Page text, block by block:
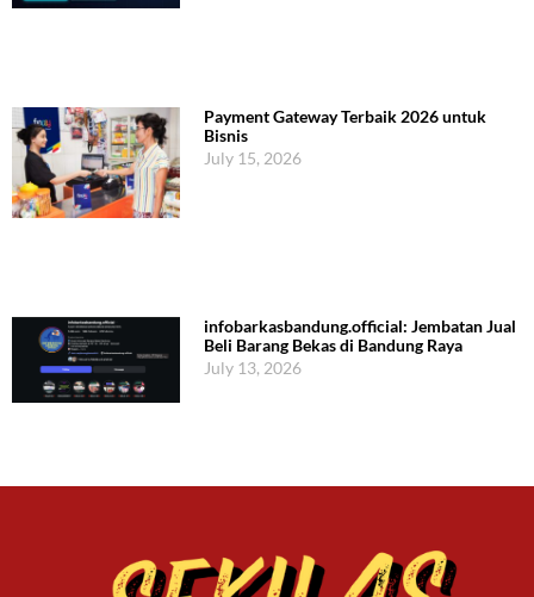
Payment Gateway Terbaik 2026 untuk
Bisnis
July 15, 2026
infobarkasbandung.official: Jembatan Jual
Beli Barang Bekas di Bandung Raya
July 13, 2026